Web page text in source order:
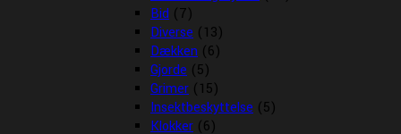
Bid (7)
Diverse (13)
Dækken (6)
Gjorde (5)
Grimer (15)
Insektbeskyttelse (5)
Klokker (6)